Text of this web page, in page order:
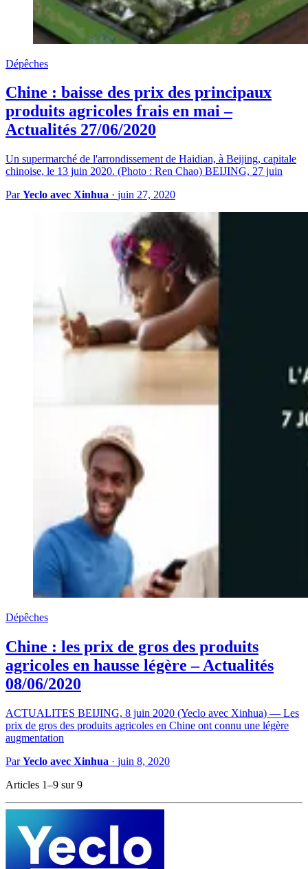
Dépêches
Chine : baisse des prix des principaux
produits agricoles frais en mai –
Actualités 27/06/2020
Un supermarché de l'arrondissement de Haidian, à Beijing, capitale
chinoise, le 13 juin 2020. (Photo : Ren Chao) BEIJING, 27 juin
ParYeclo avec Xinhua · juin 27, 2020
Dépêches
Chine : les prix de gros des produits
agricoles en hausse légère – Actualités
08/06/2020
ACTUALITES BEIJING, 8 juin 2020 (Yeclo avec Xinhua) — Les
prix de gros des produits agricoles en Chine ont connu une légère
augmentation
ParYeclo avec Xinhua · juin 8, 2020
Articles 1–9 sur 9